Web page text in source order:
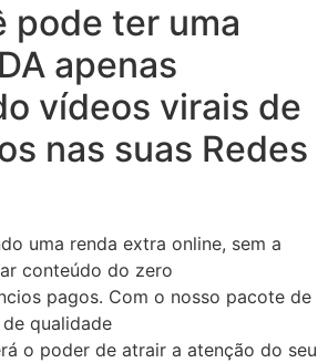
pode ter uma
apenas
vídeos virais de
nas suas Redes
uma renda extra online, sem a
conteúdo do zero
pagos. Com o nosso pacote de
qualidade
o poder de atrair a atenção do seu